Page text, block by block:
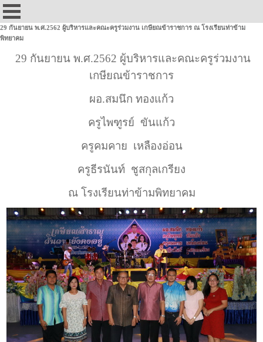
29 กันยายน พ.ศ.2562 ผู้บริหารและคณะครูร่วมงาน เกษียณข้าราชการ ณ โรงเรียนท่าข้าม
พิทยาคม
29 กันยายน พ.ศ.2562 ผู้บริหารและคณะครูร่วมงาน
เกษียณข้าราชการ
ผอ.สมนึก ทองแก้ว
ครูไพฑูรย์ ขันแก้ว
ครูคมคาย เหลืองอ่อน
ครูธีรนันท์ ชูสกุลเกรียง
ณ โรงเรียนท่าข้ามพิทยาคม